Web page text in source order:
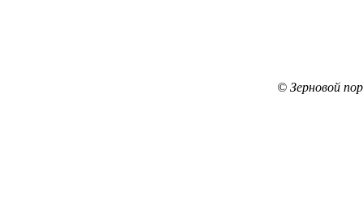
© Зерновой